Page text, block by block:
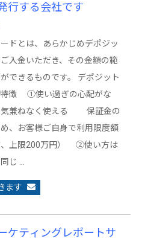
行する会社です
ドとは、あらかじめデポジッ
入金いただき、その金額の範
できるものです。 デポジット
特徴 ①使い過ぎの心配がな
気兼ねなく使える 保証金の
、お客様ご自身で利用限度額
、上限200万円） ②使い方は
じ …
ます
ケティングレポートサ